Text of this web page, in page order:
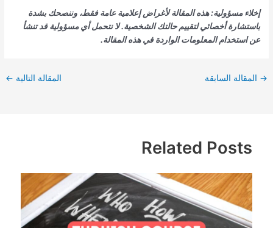
إخلاء مسؤولية: هذه المقالة لأغراض إعلامية عامة فقط، وننصحك بشدة
باستشارة أخصائي لتقييم حالتك الشخصية. لا نتحمل أي مسؤولية قد تنشأ
عن استخدام المعلومات الواردة في هذه المقالة.
→ المقالة السابقة المقالة التالية ←
Related Posts